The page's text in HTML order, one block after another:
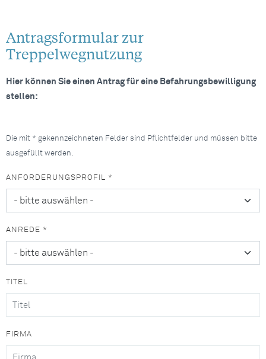
Antragsformular zur
Treppelwegnutzung
Hier können Sie einen Antrag für eine Befahrungsbewilligung
stellen:
Die mit * gekennzeichneten Felder sind Pflichtfelder und müssen bitte
ausgefüllt werden.
ANFORDERUNGSPROFIL *
ANREDE *
TITEL
FIRMA